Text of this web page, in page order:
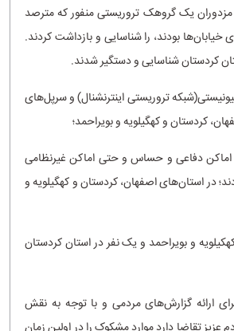
تروریستی قوم‌گرای ضدانقلاب و 2 نفر از مزدوران یک گروهک تروریستی منفور که مترصد
بودند، را شناسایی و بازداشت کردند.
کردستان شناسایی و دستگیر شدند.
رژیم صهیونیستی(شبکه تروریستی اینترنشنال) و سرپل‌های
کردستان و کهگیلویه و بویراحمد؛
دفاعی و حساس و حتی اماکن غیرنظامی
در استان‌های اصفهان، کردستان و کهگیلویه و
در استان اصفهان، 3 نفر در استان کهکیلویه و بویراحمد و یک نفر در استان کردستان
ارائه گزارش‌های مردمی و با توجه به نقش